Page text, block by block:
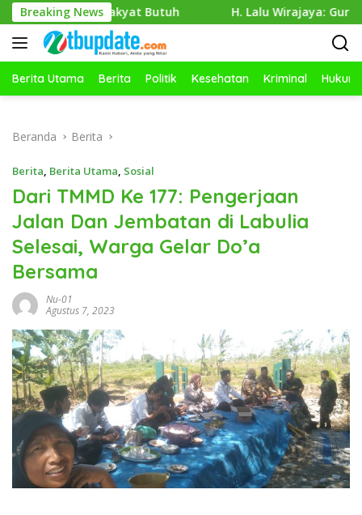
Langsung
ke
konten
Breaking News
Rakyat Butuh H. Lalu Wirajaya: Guru Kreatif, Siswa
Berita Utama Berita Politik Kesehatan Kriminal Hukum
Beranda Berita
Berita, Berita Utama, Sosial
Dari TMMD Ke 177: Pengerjaan
Jalan Dan Jembatan di Labulia
Selesai, Warga Gelar Do’a
Bersama
Nu-01
Agustus 7, 2023